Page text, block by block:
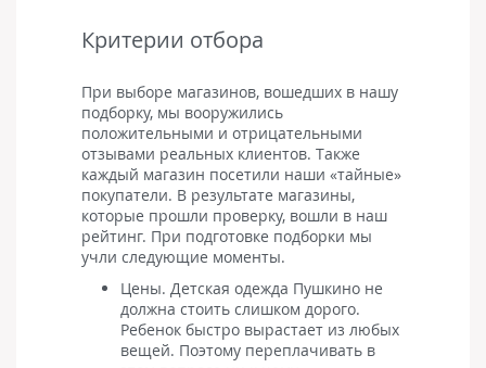
Критерии отбора
При выборе магазинов, вошедших в нашу
подборку, мы вооружились
положительными и отрицательными
отзывами реальных клиентов. Также
каждый магазин посетили наши «тайные»
покупатели. В результате магазины,
которые прошли проверку, вошли в наш
рейтинг. При подготовке подборки мы
учли следующие моменты.
Цены. Детская одежда Пушкино не
должна стоить слишком дорого.
Ребенок быстро вырастает из любых
вещей. Поэтому переплачивать в